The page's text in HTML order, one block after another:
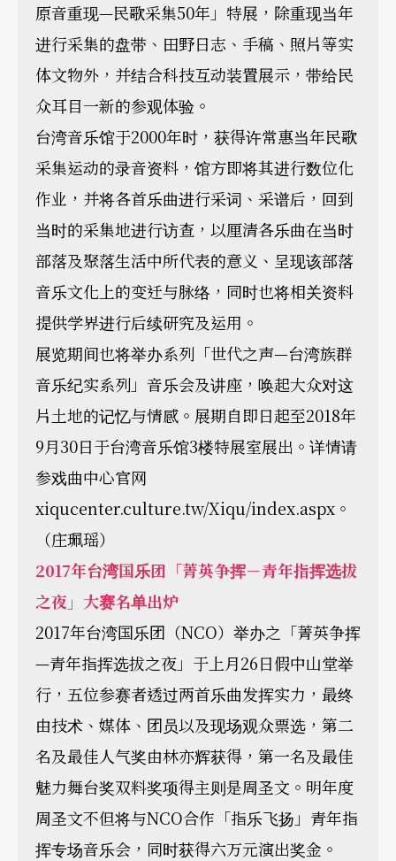
原音重现—民歌采集50年」特展，除重现当年
进行采集的盘带、田野日志、手稿、照片等实
体文物外，并结合科技互动装置展示，带给民
众耳目一新的参观体验。
台湾音乐馆于2000年时，获得许常惠当年民歌
采集运动的录音资料，馆方即将其进行数位化
作业，并将各首乐曲进行采词、采谱后，回到
当时的采集地进行访查，以厘清各乐曲在当时
部落及聚落生活中所代表的意义、呈现该部落
音乐文化上的变迁与脉络，同时也将相关资料
提供学界进行后续研究及运用。
展览期间也将举办系列「世代之声—台湾族群
音乐纪实系列」音乐会及讲座，唤起大众对这
片土地的记忆与情感。展期自即日起至2018年
9月30日于台湾音乐馆3楼特展室展出。详情请
参戏曲中心官网
xiqucenter.culture.tw/Xiqu/index.aspx。
（庄珮瑶）
2017年台湾国乐团「菁英争挥－青年指挥选拔
之夜」大赛名单出炉
2017年台湾国乐团（NCO）举办之「菁英争挥
—青年指挥选拔之夜」于上月26日假中山堂举
行，五位参赛者透过两首乐曲发挥实力，最终
由技术、媒体、团员以及现场观众票选，第二
名及最佳人气奖由林亦辉获得，第一名及最佳
魅力舞台奖双料奖项得主则是周圣文。明年度
周圣文不但将与NCO合作「指乐飞扬」青年指
挥专场音乐会，同时获得六万元演出奖金。